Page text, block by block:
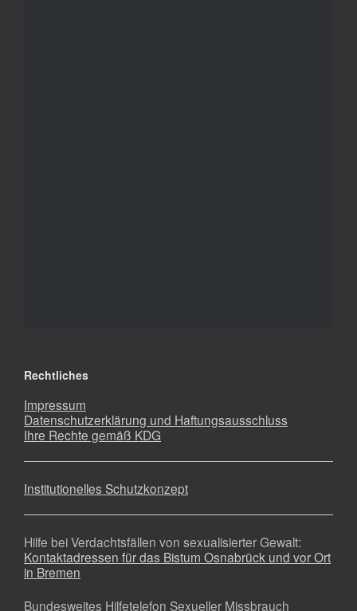
Rechtliches
Impressum
Datenschutzerklärung und Haftungsausschluss
Ihre Rechte gemäß KDG
Institutionelles Schutzkonzept
Hilfe bei Verdachtsfällen von sexualisierter Gewalt:
Kontaktadressen für das Bistum Osnabrück und vor Ort
in Bremen
Bundesweites Hilfetelefon Sexueller Missbrauch